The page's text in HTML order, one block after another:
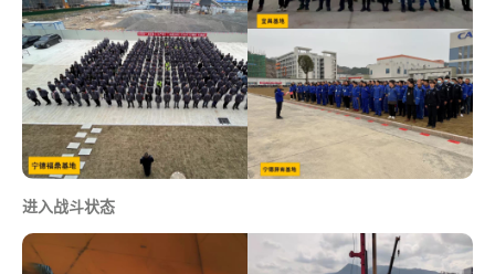
进入战斗状态